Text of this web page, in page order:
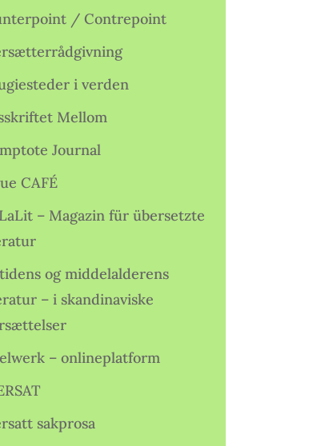
/ Contrepoint
i verden
Mellom
Journal
CAFÉ
– Magazin für übersetzte
og middelalderens
– i skandinaviske
– onlineplatform
sakprosa